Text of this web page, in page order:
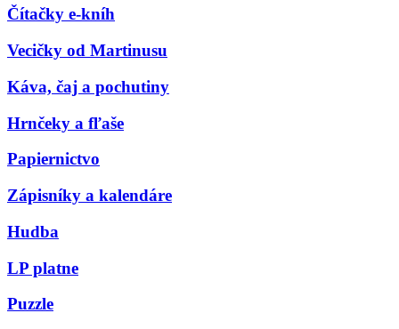
Čítačky e-kníh
Vecičky od Martinusu
Káva, čaj a pochutiny
Hrnčeky a fľaše
Papiernictvo
Zápisníky a kalendáre
Hudba
LP platne
Puzzle